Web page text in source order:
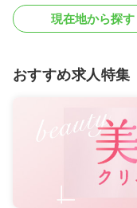
現在地から探す
おすすめ求人特集